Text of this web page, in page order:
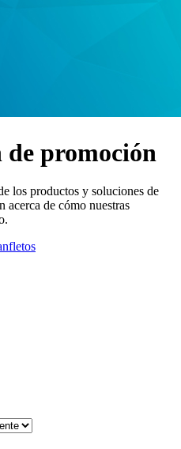
de promoción
los productos y soluciones de
de cómo nuestras